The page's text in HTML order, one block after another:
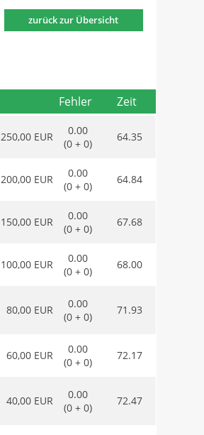
zurück zur Übersicht
Fehler Zeit
250,00 EUR
0.00
(0 + 0)
64.35
200,00 EUR
0.00
(0 + 0)
64.84
150,00 EUR
0.00
(0 + 0)
67.68
100,00 EUR
0.00
(0 + 0)
68.00
80,00 EUR
0.00
(0 + 0)
71.93
60,00 EUR
0.00
(0 + 0)
72.17
40,00 EUR
0.00
(0 + 0)
72.47